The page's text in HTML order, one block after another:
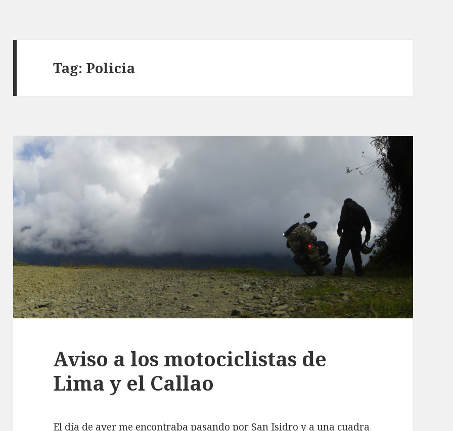
Tag: Policia
Aviso a los motociclistas de
Lima y el Callao
El día de ayer me encontraba pasando por San Isidro y a una cuadra